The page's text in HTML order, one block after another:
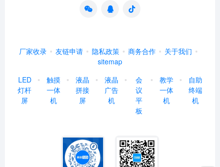
厂家收录 友链申请 隐私政策 商务合作
关于我们
sitemap
LED
灯杆
屏
触摸
一体
机
液晶
拼接
屏
液晶
广告
机
会
议
平
板
教学
一体
机
自助
终端
机